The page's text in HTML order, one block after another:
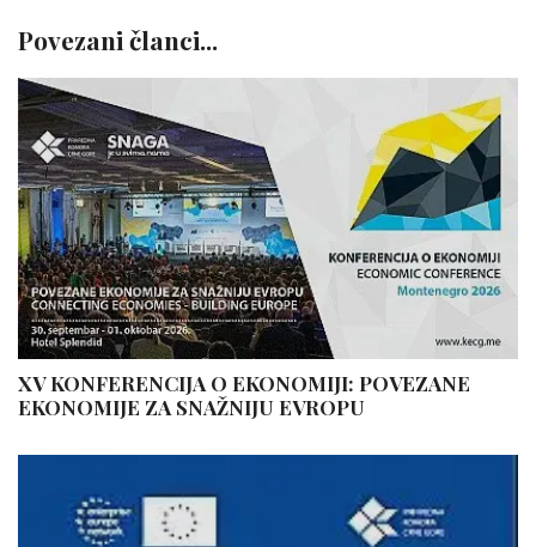
Povezani članci...
XV KONFERENCIJA O EKONOMIJI: POVEZANE
EKONOMIJE ZA SNAŽNIJU EVROPU